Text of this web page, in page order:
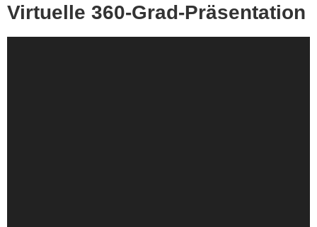
Virtuelle 360-Grad-Präsentation